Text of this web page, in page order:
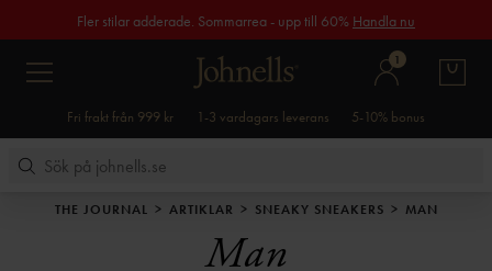
Fler stilar adderade. Sommarrea - upp till 60% Handla nu
1
Fri frakt från 999 kr 1-3 vardagars leverans 5-10% bonus
THE JOURNAL ARTIKLAR SNEAKY SNEAKERS MAN
Man